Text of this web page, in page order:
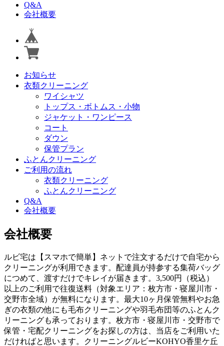
Q&A
会社概要
お知らせ
衣類クリーニング
ワイシャツ
トップス・ボトムス・小物
ジャケット・ワンピース
コート
ダウン
保管プラン
ふとんクリーニング
ご利用の流れ
衣類クリーニング
ふとんクリーニング
Q&A
会社概要
会社概要
ルビ宅は【スマホで簡単】ネットで注文するだけで自宅から
クリーニングが利用できます。配達員が持参する集荷バッグ
につめて、渡すだけでキレイが届きます。3,500円（税込）
以上のご利用で往復送料（対象エリア：枚方市・寝屋川市・
交野市全域）が無料になります。最大10ヶ月保管無料やお急
ぎの衣類の他にも毛布クリーニングや羽毛布団等のふとんク
リーニングも承っております。枚方市・寝屋川市・交野市で
保管・宅配クリーニングをお探しの方は、当店をご利用いた
だければと思います。クリーニングルビーKOHYO香里ケ丘